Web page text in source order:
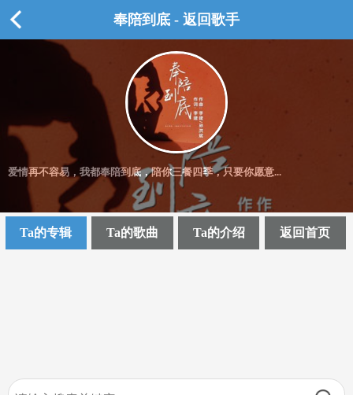
奉陪到底 - 返回歌手
爱情再不容易，我都奉陪到底，陪你三餐四季，只要你愿意...
Ta的专辑 Ta的歌曲 Ta的介绍 返回首页